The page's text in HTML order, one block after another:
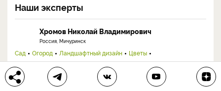
Наши эксперты
Хромов Николай Владимирович
Россия, Мичуринск
Сад Огород Ландшафтный дизайн
Цветы
Комнатные растения
Виноград
Ученый-агроном с 30+ лет практики. Кандидат с.-х. наук, старший
научный сотрудник ФНЦ им. И.В. Мичурина, ...